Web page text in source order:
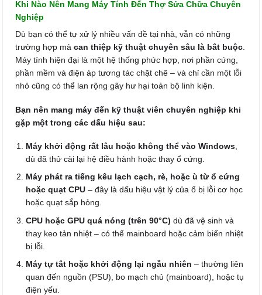
Khi Nào Nên Mang Máy Tính Đến Thợ Sửa Chữa Chuyên
Nghiệp
Dù bạn có thể tự xử lý nhiều vấn đề tại nhà, vẫn có những
trường hợp mà can thiệp kỹ thuật chuyên sâu là bắt buộc.
Máy tính hiện đại là một hệ thống phức hợp, nơi phần cứng,
phần mềm và điện áp tương tác chặt chẽ – và chỉ cần một lỗi
nhỏ cũng có thể lan rộng gây hư hại toàn bộ linh kiện.
Bạn nên mang máy đến kỹ thuật viên chuyên nghiệp khi
gặp một trong các dấu hiệu sau:
Máy khởi động rất lâu hoặc không thể vào Windows
dù đã thử cài lại hệ điều hành hoặc thay ổ cứng.
Máy phát ra tiếng kêu lạch cạch, rè, hoặc ù từ ổ cứng
hoặc quạt CPU – đây là dấu hiệu vật lý của ổ bị lỗi cơ học
hoặc quạt sắp hỏng.
CPU hoặc GPU quá nóng (trên 90°C) dù đã vệ sinh và
thay keo tản nhiệt – có thể mainboard hoặc cảm biến nhiệt
bị lỗi.
Máy tự tắt hoặc khởi động lại ngẫu nhiên – thường liên
quan đến nguồn (PSU), bo mạch chủ (mainboard), hoặc tụ
điện yếu.